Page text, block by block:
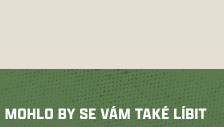
MOHLO BY SE VÁM TAKÉ LÍBIT